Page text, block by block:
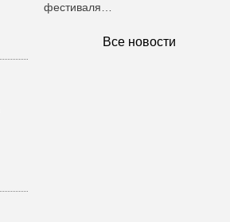
фестиваля…
Все новости